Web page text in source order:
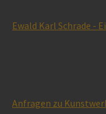
Ewald Karl Schrade -
Anfragen zu